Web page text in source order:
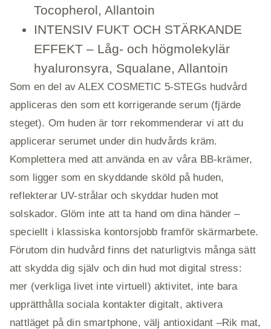
Tocopherol, Allantoin
INTENSIV FUKT OCH STÄRKANDE
EFFEKT – Låg- och högmolekylär
hyaluronsyra, Squalane, Allantoin
Som en del av ALEX COSMETIC 5-STEGs hudvård
appliceras den som ett korrigerande serum (fjärde
steget). Om huden är torr rekommenderar vi att du
applicerar serumet under din hudvårds kräm.
Komplettera med att använda en av våra BB-krämer,
som ligger som en skyddande sköld på huden,
reflekterar UV-strålar och skyddar huden mot
solskador. Glöm inte att ta hand om dina händer –
speciellt i klassiska kontorsjobb framför skärmarbete.
Förutom din hudvård finns det naturligtvis många sätt
att skydda dig själv och din hud mot digital stress:
mer (verkliga livet inte virtuell) aktivitet, inte bara
upprätthålla sociala kontakter digitalt, aktivera
nattläget på din smartphone, välj antioxidant –Rik mat,